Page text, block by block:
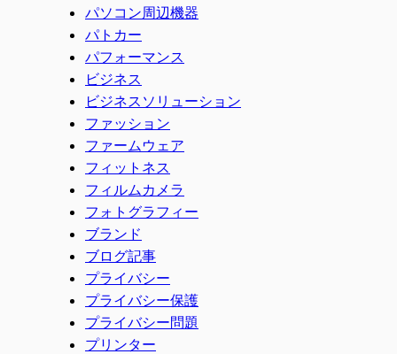
パソコン周辺機器
パトカー
パフォーマンス
ビジネス
ビジネスソリューション
ファッション
ファームウェア
フィットネス
フィルムカメラ
フォトグラフィー
ブランド
ブログ記事
プライバシー
プライバシー保護
プライバシー問題
プリンター